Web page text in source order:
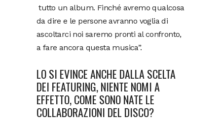
tutto un album. Finché avremo qualcosa
da dire e le persone avranno voglia di
ascoltarci noi saremo pronti al confronto,
a fare ancora questa musica”.
LO SI EVINCE ANCHE DALLA SCELTA
DEI FEATURING, NIENTE NOMI A
EFFETTO, COME SONO NATE LE
COLLABORAZIONI DEL DISCO?